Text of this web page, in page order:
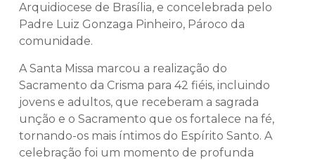
Arquidiocese de Brasília, e concelebrada pelo
Padre Luiz Gonzaga Pinheiro, Pároco da
comunidade.
A Santa Missa marcou a realização do
Sacramento da Crisma para 42 fiéis, incluindo
jovens e adultos, que receberam a sagrada
unção e o Sacramento que os fortalece na fé,
tornando-os mais íntimos do Espírito Santo. A
celebração foi um momento de profunda